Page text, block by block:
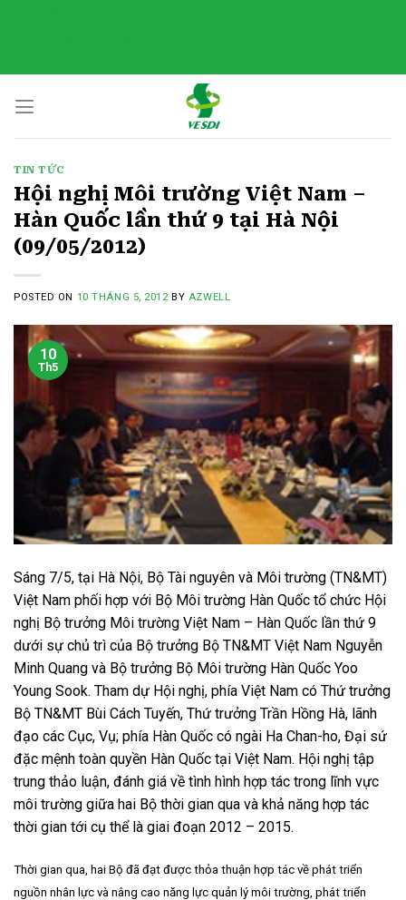
TIN TỨC
Hội nghị Môi trường Việt Nam –
Hàn Quốc lần thứ 9 tại Hà Nội
(09/05/2012)
POSTED ON 10 THÁNG 5, 2012 BY AZWELL
10
Th5
Sáng 7/5, tại Hà Nội, Bộ Tài nguyên và Môi trường (TN&MT)
Việt Nam phối hợp với Bộ Môi trường Hàn Quốc tổ chức Hội
nghị Bộ trưởng Môi trường Việt Nam – Hàn Quốc lần thứ 9
dưới sự chủ trì của Bộ trưởng Bộ TN&MT Việt Nam Nguyễn
Minh Quang và Bộ trưởng Bộ Môi trường Hàn Quốc Yoo
Young Sook. Tham dự Hội nghị, phía Việt Nam có Thứ trưởng
Bộ TN&MT Bùi Cách Tuyến, Thứ trưởng Trần Hồng Hà, lãnh
đạo các Cục, Vụ; phía Hàn Quốc có ngài Ha Chan-ho, Đại sứ
đặc mệnh toàn quyền Hàn Quốc tại Việt Nam. Hội nghị tập
trung thảo luận, đánh giá về tình hình hợp tác trong lĩnh vực
môi trường giữa hai Bộ thời gian qua và khả năng hợp tác
thời gian tới cụ thể là giai đoạn 2012 – 2015.
Thời gian qua, hai Bộ đã đạt được thỏa thuận hợp tác về phát triển
nguồn nhân lực và nâng cao năng lực quản lý môi trường, phát triển